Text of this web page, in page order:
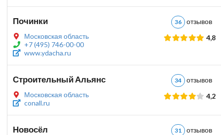
Починки 36
Московская область
+7 (495) 746-00-00
www.ydacha.ru
4,8
Строительный Альянс 34
Московская область
conall.ru
4,2
Новосёл 31